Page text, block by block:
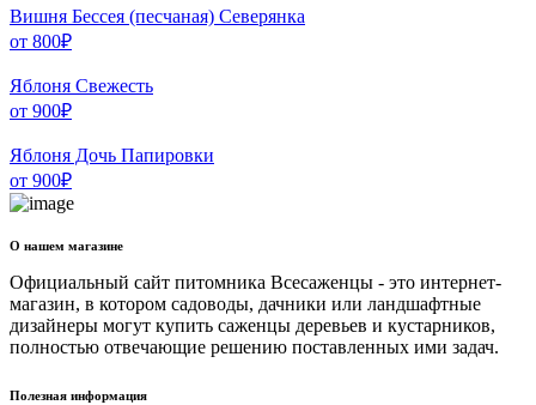
Вишня Бессея (песчаная) Северянка
от 800₽
Яблоня Свежесть
от 900₽
Яблоня Дочь Папировки
от 900₽
О нашем магазине
Официальный сайт питомника Всесаженцы - это интернет-
магазин, в котором садоводы, дачники или ландшафтные
дизайнеры могут купить саженцы деревьев и кустарников,
полностью отвечающие решению поставленных ими задач.
Полезная информация